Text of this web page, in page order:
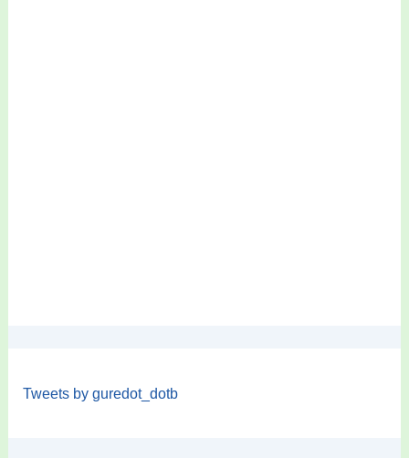
Tweets by guredot_dotb